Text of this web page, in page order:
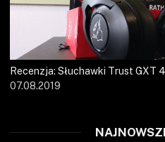
Recenzja: Słuchawki Trust GXT
07.08.2019